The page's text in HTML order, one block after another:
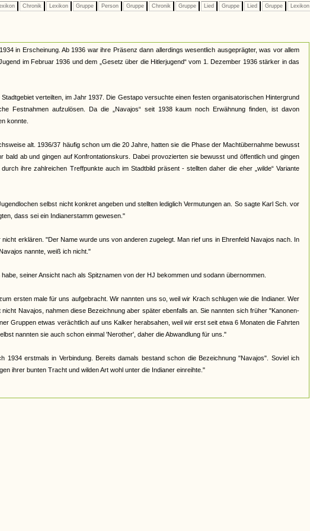
Chronik Lexikon Gruppe Person Gruppe Chronik Gruppe Lied Gruppe Lied Gruppe Lexikon
in Erscheinung. Ab 1936 war ihre Präsenz dann allerdings wesentlich ausgeprägter, was vor allem
im Februar 1936 und dem „Gesetz über die Hitlerjugend“ vom 1. Dezember 1936 stärker in das
verteilten, im Jahr 1937. Die Gestapo versuchte einen festen organisatorischen Hintergrund
Festnahmen aufzulösen. Da die „Navajos“ seit 1938 kaum noch Erwähnung finden, ist davon
konnte.
alt. 1936/37 häufig schon um die 20 Jahre, hatten sie die Phase der Machtübernahme bewusst
ab und gingen auf Konfrontationskurs. Dabei provozierten sie bewusst und öffentlich und gingen
ihre zahlreichen Treffpunkte auch im Stadtbild präsent - stellten daher die eher „wilde“ Variante
selbst nicht konkret angeben und stellten lediglich Vermutungen an. So sagte Karl Sch. vor
dass sei ein Indianerstamm gewesen."
erklären. "Der Name wurde uns von anderen zugelegt. Man rief uns in Ehrenfeld Navajos nach. In
nannte, weiß ich nicht."
seiner Ansicht nach als Spitznamen von der HJ bekommen und sodann übernommen.
ersten male für uns aufgebracht. Wir nannten uns so, weil wir Krach schlugen wie die Indianer. Wer
Navajos, nahmen diese Bezeichnung aber später ebenfalls an. Sie nannten sich früher "Kanonen-
Gruppen etwas verächtlich auf uns Kalker herabsahen, weil wir erst seit etwa 6 Monaten die Fahrten
nannten sie auch schon einmal 'Nerother', daher die Abwandlung für uns."
erstmals in Verbindung. Bereits damals bestand schon die Bezeichnung "Navajos". Soviel ich
ihrer bunten Tracht und wilden Art wohl unter die Indianer einreihte."